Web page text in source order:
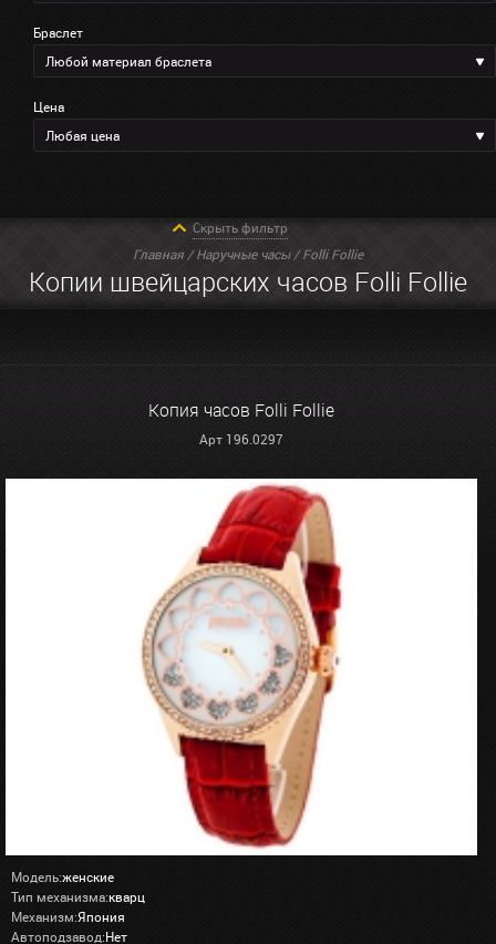
Браслет
Любой материал браслета
Цена
Любая цена
Главная /Наручные часы/ Folli Follie
Копии швейцарских часов Folli Follie
Скрыть фильтр
Копия часов Folli Follie
Арт 196.0297
Модель:женские
Тип механизма:кварц
Механизм:Япония
Автоподзавод:Нет